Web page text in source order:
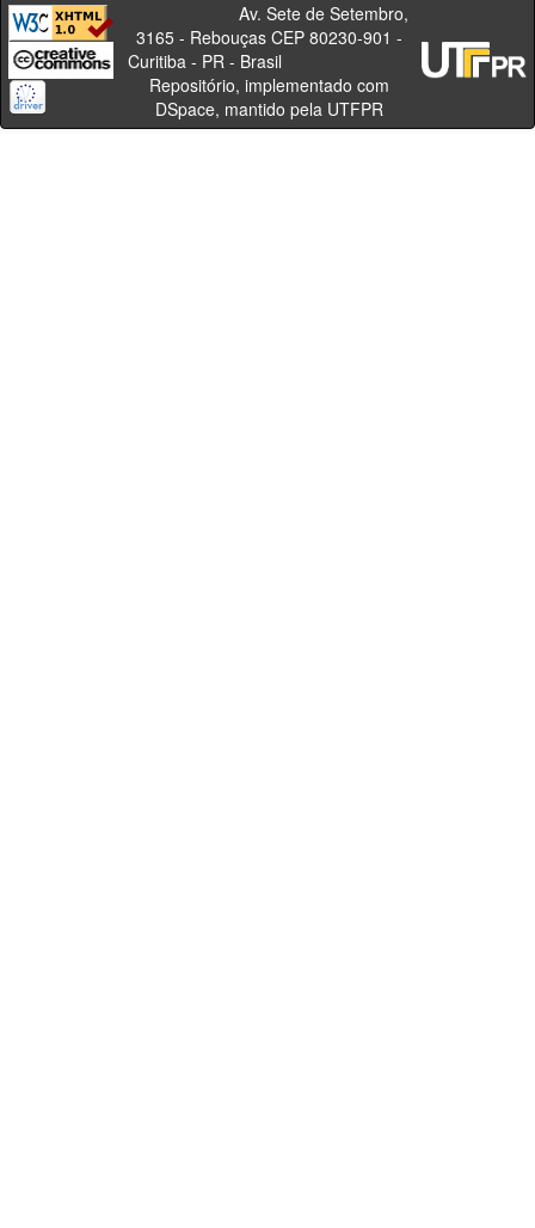
Av. Sete de Setembro,
3165 - Rebouças CEP 80230-901 -
Curitiba - PR - Brasil
Repositório, implementado com
DSpace, mantido pela UTFPR